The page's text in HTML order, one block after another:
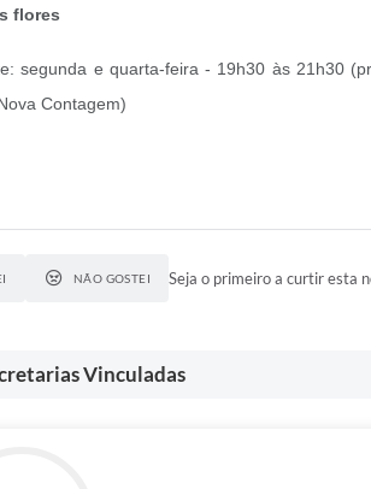
flores
segunda e quarta-feira - 19h30 às 21h30
Contagem)
NÃO GOSTEI Seja o primeiro a curtir esta
Vinculadas